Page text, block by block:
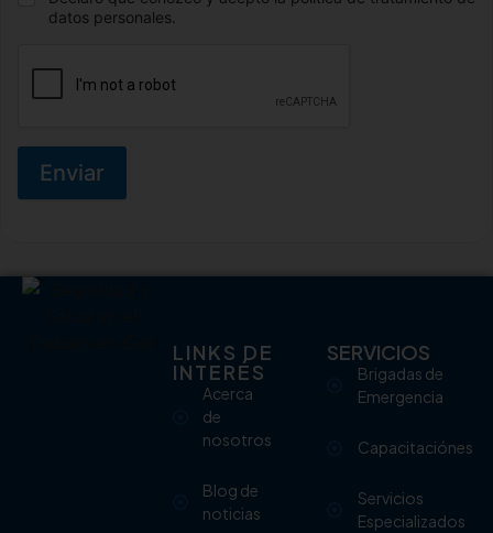
datos personales.
Enviar
LINKS DE
INTERÉS
Acerca
de
nosotros
Blog de
noticias
SERVICIOS
Brigadas de
Emergencia
Capacitaciónes
Servicios
Especializados